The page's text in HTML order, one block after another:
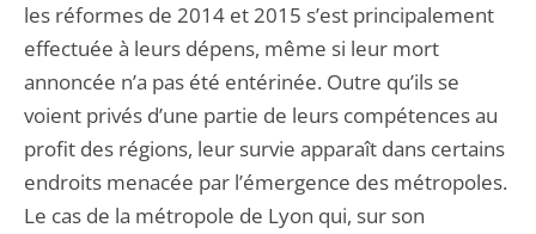
les réformes de 2014 et 2015 s’est principalement
effectuée à leurs dépens, même si leur mort
annoncée n’a pas été entérinée. Outre qu’ils se
voient privés d’une partie de leurs compétences au
profit des régions, leur survie apparaît dans certains
endroits menacée par l’émergence des métropoles.
Le cas de la métropole de Lyon qui, sur son